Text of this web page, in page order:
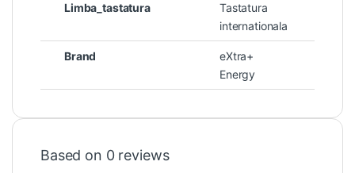
Limba_tastatura
Tastatura
internationala
Brand
eXtra+
Energy
Based on 0 reviews